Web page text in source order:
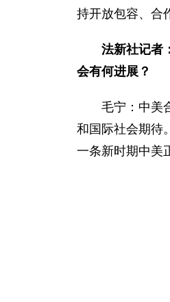
持开放包容、合
法新社记者
会有何进展？
毛宁：中美
和国际社会期待
一条新时期中美